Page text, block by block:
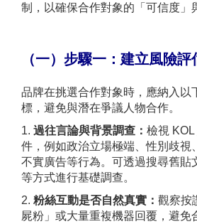
制，以確保合作對象的「可信度」
（一） 步驟一：建立風險評
品牌在挑選合作對象時，應納入以
標，避免與潛在爭議人物合作。
1. 過往言論與背景調查： 檢視
件，例如政治立場極端、性別歧視
不實廣告等行為。可透過搜尋舊貼
等方式進行基礎調查。
2. 粉絲互動是否自然真實： 觀察按
屍粉」或大量重複機器回覆，避免